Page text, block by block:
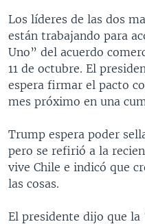
Los líderes de las dos
están trabajando para
Uno” del acuerdo
11 de octubre. El
espera firmar el pacto
mes próximo en una
Trump espera poder
pero se refirió a la
vive Chile e indicó que
las cosas.
El presidente dijo que la